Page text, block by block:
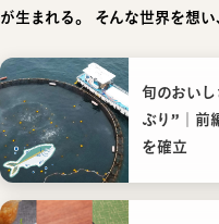
が生まれる。
そんな世界を想い
旬のおい
ぶり”｜前
を確立